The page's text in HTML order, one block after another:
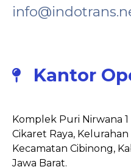
Kantor
Komplek Puri Nirwana 1
Cikaret Raya,
Kecamatan Cibinong,
Jawa Barat.